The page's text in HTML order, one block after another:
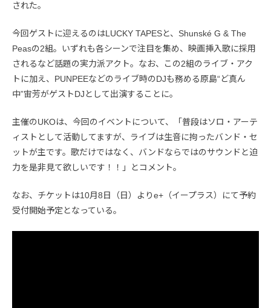
された。
今回ゲストに迎えるのはLUCKY TAPESと、Shunské G & The
Peasの2組。いずれも各シーンで注目を集め、映画挿入歌に採用
されるなど話題の実力派アクト。なお、この2組のライブ・アク
トに加え、PUNPEEなどのライブ時のDJも務める原島“ど真ん
中”宙芳がゲストDJとして出演することに。
主催のUKOは、今回のイベントについて、「普段はソロ・アーテ
ィストとして活動してますが、ライブは生音に拘ったバンド・セ
ットが主です。歌だけではなく、バンドならではのサウンドと迫
力を是非見て欲しいです！！」とコメント。
なお、チケットは10月8日（日）よりe+（イープラス）にて予約
受付開始予定となっている。